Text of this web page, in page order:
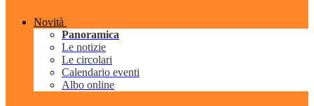
Novità
Panoramica
Le notizie
Le circolari
Calendario eventi
Albo online